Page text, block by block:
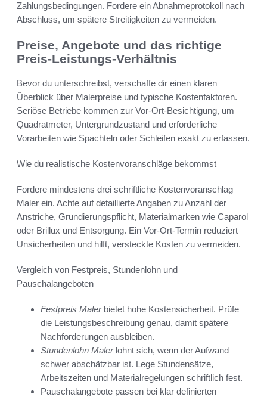
Zahlungsbedingungen. Fordere ein Abnahmeprotokoll nach
Abschluss, um spätere Streitigkeiten zu vermeiden.
Preise, Angebote und das richtige
Preis-Leistungs-Verhältnis
Bevor du unterschreibst, verschaffe dir einen klaren
Überblick über Malerpreise und typische Kostenfaktoren.
Seriöse Betriebe kommen zur Vor-Ort-Besichtigung, um
Quadratmeter, Untergrundzustand und erforderliche
Vorarbeiten wie Spachteln oder Schleifen exakt zu erfassen.
Wie du realistische Kostenvoranschläge bekommst
Fordere mindestens drei schriftliche Kostenvoranschlag
Maler ein. Achte auf detaillierte Angaben zu Anzahl der
Anstriche, Grundierungspflicht, Materialmarken wie Caparol
oder Brillux und Entsorgung. Ein Vor-Ort-Termin reduziert
Unsicherheiten und hilft, versteckte Kosten zu vermeiden.
Vergleich von Festpreis, Stundenlohn und
Pauschalangeboten
Festpreis Malerbietet hohe Kostensicherheit. Prüfe
die Leistungsbeschreibung genau, damit spätere
Nachforderungen ausbleiben.
Stundenlohn Malerlohnt sich, wenn der Aufwand
schwer abschätzbar ist. Lege Stundensätze,
Arbeitszeiten und Materialregelungen schriftlich fest.
Pauschalangebote passen bei klar definierten